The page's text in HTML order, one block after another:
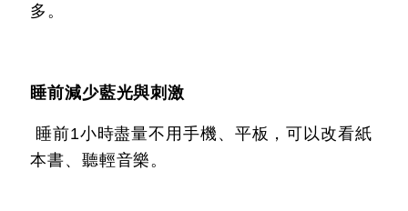
多。
睡前減少藍光與刺激
睡前1小時盡量不用手機、平板，可以改看紙
本書、聽輕音樂。